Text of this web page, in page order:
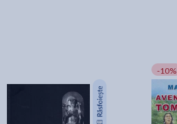
-10%